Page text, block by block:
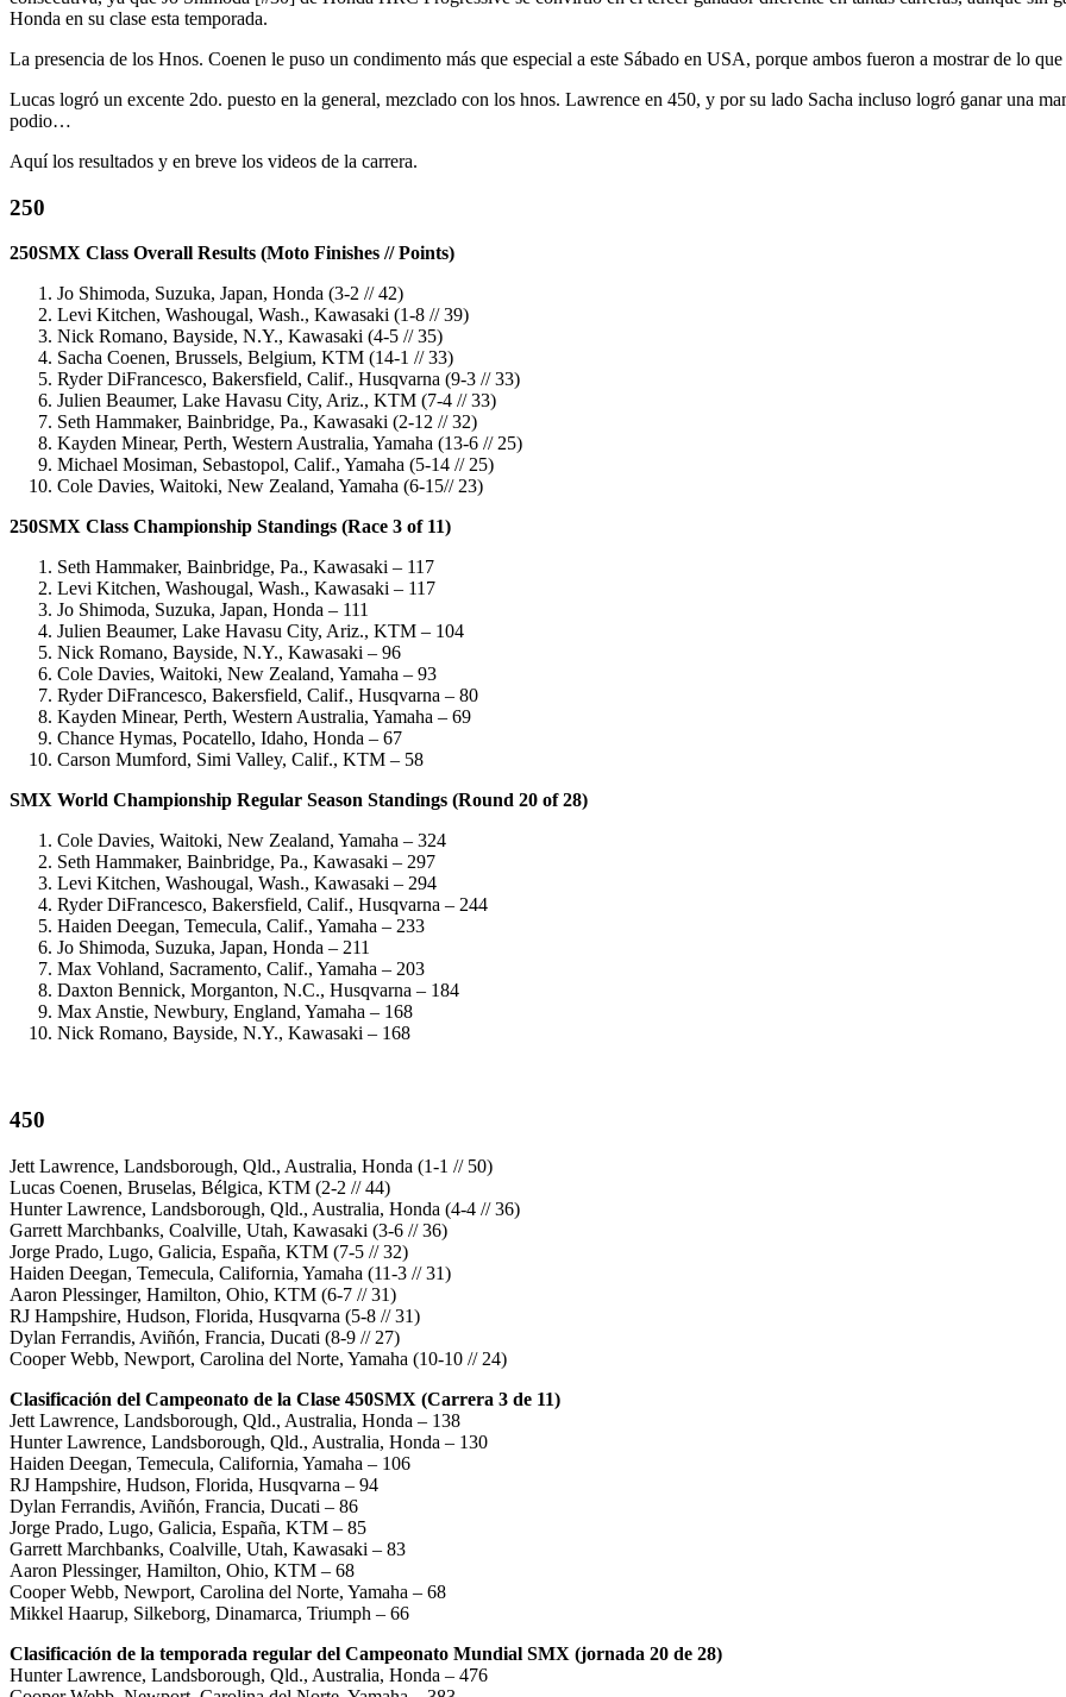
Honda en su clase esta temporada.
La presencia de los Hnos. Coenen le puso un condimento más que especial a este Sábado en USA, porque ambos fueron a mostrar de lo
Lucas logró un excente 2do. puesto en la general, mezclado con los hnos. Lawrence en 450, y por su lado Sacha incluso logró ganar una
podio…
Aquí los resultados y en breve los videos de la carrera.
250
250SMX Class Overall Results (Moto Finishes // Points)
Jo Shimoda, Suzuka, Japan, Honda (3-2 // 42)
Levi Kitchen, Washougal, Wash., Kawasaki (1-8 // 39)
Nick Romano, Bayside, N.Y., Kawasaki (4-5 // 35)
Sacha Coenen, Brussels, Belgium, KTM (14-1 // 33)
Ryder DiFrancesco, Bakersfield, Calif., Husqvarna (9-3 // 33)
Julien Beaumer, Lake Havasu City, Ariz., KTM (7-4 // 33)
Seth Hammaker, Bainbridge, Pa., Kawasaki (2-12 // 32)
Kayden Minear, Perth, Western Australia, Yamaha (13-6 // 25)
Michael Mosiman, Sebastopol, Calif., Yamaha (5-14 // 25)
Cole Davies, Waitoki, New Zealand, Yamaha (6-15// 23)
250SMX Class Championship Standings (Race 3 of 11)
Seth Hammaker, Bainbridge, Pa., Kawasaki – 117
Levi Kitchen, Washougal, Wash., Kawasaki – 117
Jo Shimoda, Suzuka, Japan, Honda – 111
Julien Beaumer, Lake Havasu City, Ariz., KTM – 104
Nick Romano, Bayside, N.Y., Kawasaki – 96
Cole Davies, Waitoki, New Zealand, Yamaha – 93
Ryder DiFrancesco, Bakersfield, Calif., Husqvarna – 80
Kayden Minear, Perth, Western Australia, Yamaha – 69
Chance Hymas, Pocatello, Idaho, Honda – 67
Carson Mumford, Simi Valley, Calif., KTM – 58
SMX World Championship Regular Season Standings (Round 20 of 28)
Cole Davies, Waitoki, New Zealand, Yamaha – 324
Seth Hammaker, Bainbridge, Pa., Kawasaki – 297
Levi Kitchen, Washougal, Wash., Kawasaki – 294
Ryder DiFrancesco, Bakersfield, Calif., Husqvarna – 244
Haiden Deegan, Temecula, Calif., Yamaha – 233
Jo Shimoda, Suzuka, Japan, Honda – 211
Max Vohland, Sacramento, Calif., Yamaha – 203
Daxton Bennick, Morganton, N.C., Husqvarna – 184
Max Anstie, Newbury, England, Yamaha – 168
Nick Romano, Bayside, N.Y., Kawasaki – 168
450
Jett Lawrence, Landsborough, Qld., Australia, Honda (1-1 // 50)
Lucas Coenen, Bruselas, Bélgica, KTM (2-2 // 44)
Hunter Lawrence, Landsborough, Qld., Australia, Honda (4-4 // 36)
Garrett Marchbanks, Coalville, Utah, Kawasaki (3-6 // 36)
Jorge Prado, Lugo, Galicia, España, KTM (7-5 // 32)
Haiden Deegan, Temecula, California, Yamaha (11-3 // 31)
Aaron Plessinger, Hamilton, Ohio, KTM (6-7 // 31)
RJ Hampshire, Hudson, Florida, Husqvarna (5-8 // 31)
Dylan Ferrandis, Aviñón, Francia, Ducati (8-9 // 27)
Cooper Webb, Newport, Carolina del Norte, Yamaha (10-10 // 24)
Clasificación del Campeonato de la Clase 450SMX (Carrera 3 de 11)
Jett Lawrence, Landsborough, Qld., Australia, Honda – 138
Hunter Lawrence, Landsborough, Qld., Australia, Honda – 130
Haiden Deegan, Temecula, California, Yamaha – 106
RJ Hampshire, Hudson, Florida, Husqvarna – 94
Dylan Ferrandis, Aviñón, Francia, Ducati – 86
Jorge Prado, Lugo, Galicia, España, KTM – 85
Garrett Marchbanks, Coalville, Utah, Kawasaki – 83
Aaron Plessinger, Hamilton, Ohio, KTM – 68
Cooper Webb, Newport, Carolina del Norte, Yamaha – 68
Mikkel Haarup, Silkeborg, Dinamarca, Triumph – 66
Clasificación de la temporada regular del Campeonato Mundial SMX (jornada 20 de 28)
Hunter Lawrence, Landsborough, Qld., Australia, Honda – 476